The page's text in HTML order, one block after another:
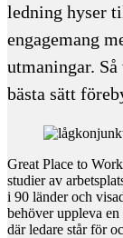
ledning hyser
engagemang
utmaningar.
bästa sätt
Great Place to
studier av
i 90 länder och
behöver uppleva
där ledare står för